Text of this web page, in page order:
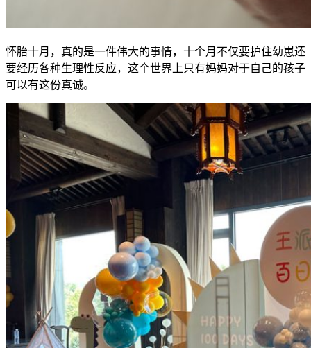
怀胎十月，真的是一件伟大的事情，十个月不仅要护住幼崽还
要经历各种生理性反应，这个世界上只有妈妈对于自己的孩子
可以有这份真诚。